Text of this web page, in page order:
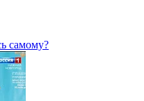
самому?